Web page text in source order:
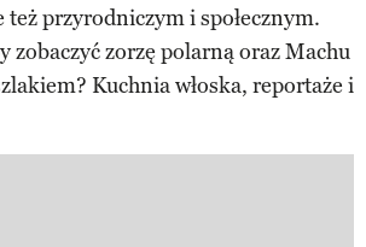
przyrodniczym i społecznym.
zobaczyć zorzę polarną oraz Machu
Kuchnia włoska, reportaże i